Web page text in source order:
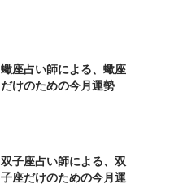
蠍座占い師による、蠍座
だけのための今月運勢
双子座占い師による、双
子座だけのための今月運